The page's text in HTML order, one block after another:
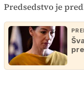
Predsedstvo je